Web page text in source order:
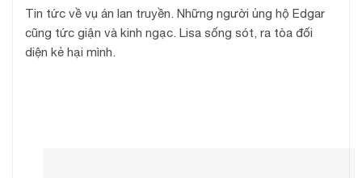
Tin tức về vụ án lan truyền. Những người ủng hộ Edgar
cũng tức giận và kinh ngạc. Lisa sống sót, ra tòa đối
diện kẻ hại mình.